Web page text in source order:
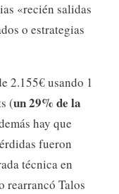
«recién salidas
o estrategias
2.155€ usando 1
(un 29% de la
hay que
fueron
técnica en
rearrancó Talos